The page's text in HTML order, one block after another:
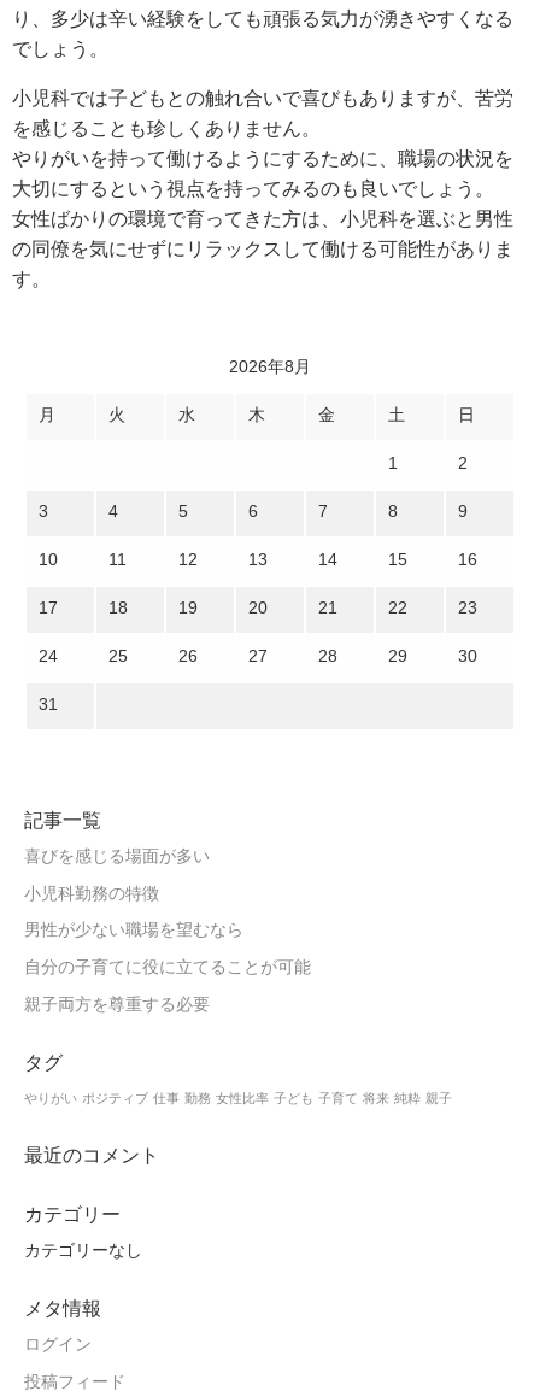
り、多少は辛い経験をしても頑張る気力が湧きやすくなる
でしょう。
小児科では子どもとの触れ合いで喜びもありますが、苦労
を感じることも珍しくありません。
やりがいを持って働けるようにするために、職場の状況を
大切にするという視点を持ってみるのも良いでしょう。
女性ばかりの環境で育ってきた方は、小児科を選ぶと男性
の同僚を気にせずにリラックスして働ける可能性がありま
す。
2026年8月
月 火 水 木 金 土 日
1 2
3 4 5 6 7 8 9
10 11 12 13 14 15 16
17 18 19 20 21 22 23
24 25 26 27 28 29 30
31
記事一覧
喜びを感じる場面が多い
小児科勤務の特徴
男性が少ない職場を望むなら
自分の子育てに役に立てることが可能
親子両方を尊重する必要
タグ
やりがい ポジティブ 仕事 勤務 女性比率 子ども 子育て 将来 純粋 親子
最近のコメント
カテゴリー
カテゴリーなし
メタ情報
ログイン
投稿フィード